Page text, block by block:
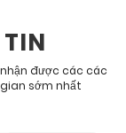
được các các
sớm nhất